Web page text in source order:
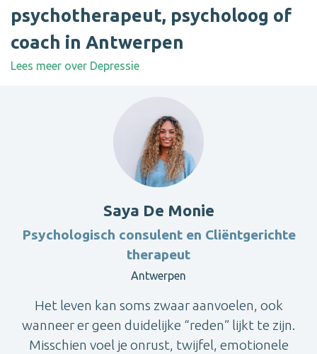
psychotherapeut, psycholoog of
coach in Antwerpen
Lees meer over Depressie
Saya De Monie
Psychologisch consulent en Cliëntgerichte
therapeut
Antwerpen
Het leven kan soms zwaar aanvoelen, ook
wanneer er geen duidelijke “reden” lijkt te zijn.
Misschien voel je onrust, twijfel, emotionele